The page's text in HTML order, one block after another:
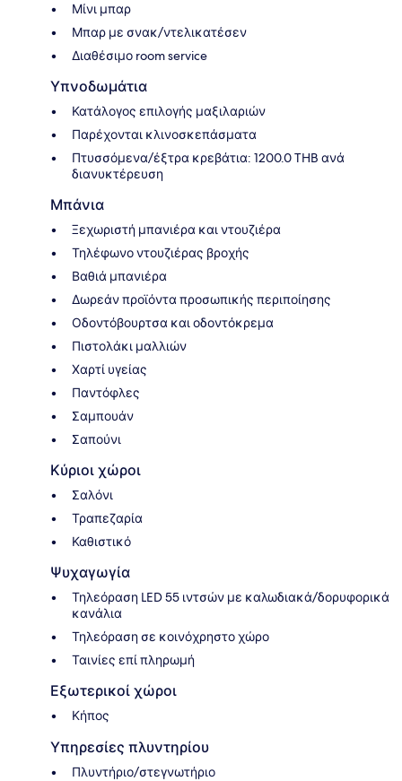
Μίνι μπαρ
Μπαρ με σνακ/ντελικατέσεν
Διαθέσιμο room service
Υπνοδωμάτια
Κατάλογος επιλογής μαξιλαριών
Παρέχονται κλινοσκεπάσματα
Πτυσσόμενα/έξτρα κρεβάτια: 1200.0 THB ανά
διανυκτέρευση
Μπάνια
Ξεχωριστή μπανιέρα και ντουζιέρα
Τηλέφωνο ντουζιέρας βροχής
Βαθιά μπανιέρα
Δωρεάν προϊόντα προσωπικής περιποίησης
Οδοντόβουρτσα και οδοντόκρεμα
Πιστολάκι μαλλιών
Χαρτί υγείας
Παντόφλες
Σαμπουάν
Σαπούνι
Κύριοι χώροι
Σαλόνι
Τραπεζαρία
Καθιστικό
Ψυχαγωγία
Τηλεόραση LED 55 ιντσών με καλωδιακά/δορυφορικά
κανάλια
Τηλεόραση σε κοινόχρηστο χώρο
Ταινίες επί πληρωμή
Εξωτερικοί χώροι
Κήπος
Υπηρεσίες πλυντηρίου
Πλυντήριο/στεγνωτήριο